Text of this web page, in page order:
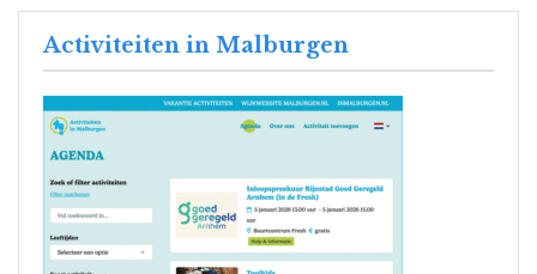
Activiteiten in Malburgen